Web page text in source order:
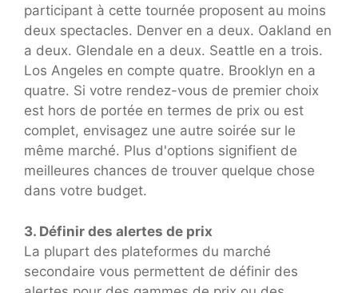
participant à cette tournée proposent au moins
deux spectacles. Denver en a deux. Oakland en
a deux. Glendale en a deux. Seattle en a trois.
Los Angeles en compte quatre. Brooklyn en a
quatre. Si votre rendez-vous de premier choix
est hors de portée en termes de prix ou est
complet, envisagez une autre soirée sur le
même marché. Plus d'options signifient de
meilleures chances de trouver quelque chose
dans votre budget.
3. Définir des alertes de prix
La plupart des plateformes du marché
secondaire vous permettent de définir des